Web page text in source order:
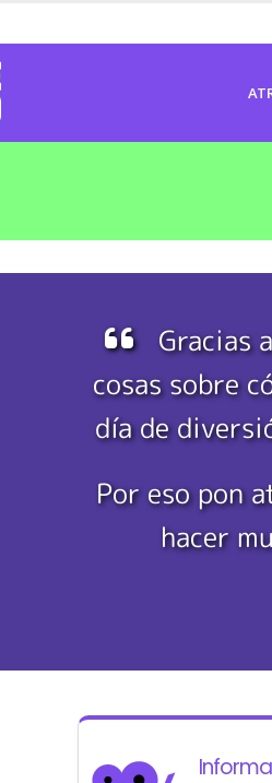
Gracias
cosas sobre
día de
Por eso pon
hacer